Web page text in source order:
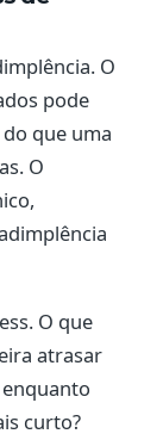
O
pode
que uma
O
O que
atrasar
curto?